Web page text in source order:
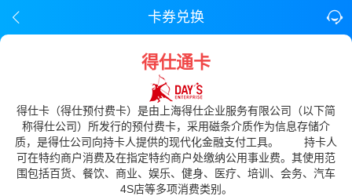
卡券兑换
得仕通卡
得仕卡（得仕预付费卡）是由上海得仕企业服务有限公司（以下简
称得仕公司）所发行的预付费卡，采用磁条介质作为信息存储介
质，是得仕公司向持卡人提供的现代化金融支付工具。 持卡人
可在特约商户消费及在指定特约商户处缴纳公用事业费。其使用范
围包括百货、餐饮、商业、娱乐、健身、医疗、培训、会务、汽车
4S店等多项消费类别。